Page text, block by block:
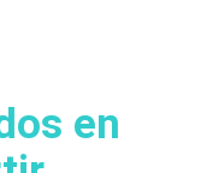
en